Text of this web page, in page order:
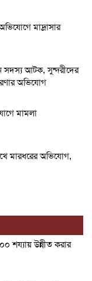
মাদ্রাসার
সদস্য আটক, সুন্দরীদের
অভিযোগ
মামলা
মারধরের অভিযোগ,
শয্যায় উন্নীত করার